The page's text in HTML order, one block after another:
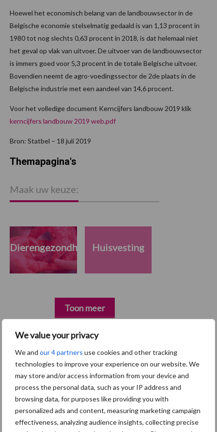
We value your privacy
We and our 4 partners use cookies and other tracking
technologies to improve your experience on our website. We
may store and/or access information from your device and
process the personal data, such as your IP address and
browsing data, for purposes like providing you with
personalized ads and content, measuring marketing campaign
effectiveness, analyzing audience insights, collecting precise
Hoewel het economisch belang van de landbouwsector in de
Belgische economie stelselmatig gedaald is van 1,13 procent in
1980 tot nog slechts 0,63 procent in 2018, is dat helemaal niet
het geval op vlak van uitvoer. De uitvoer van de landbouwsector
is immers goed voor 5,3 procent in de totale Belgische uitvoer.
Bovendien neemt de agro-voedingssector de 2de plaats in de
Belgische industrie met een aandeel van 14,6 procent.
Voor het volledige document Kerncijfers landbouw 2019 klik
kerncijfers landbouw 2019 web.pdf
Bron: Statbel – 18 juli 2019
Primaire
Sidebar
Recent nieuws Partner nieuws
5 aug
“Vraag naar praktische
hygieneoplossingen is in Polen
groter dan ooit”
Themapagina's
Maak uw keuze:
Dierengezondheid Huisvesting
Toon meer